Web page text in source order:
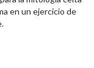
en un ejercicio de